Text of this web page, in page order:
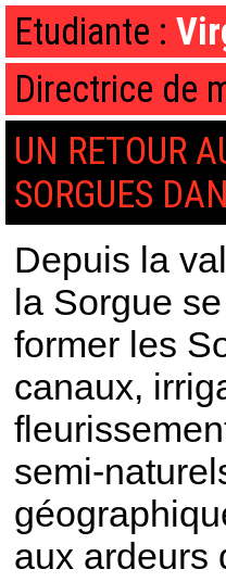
Etudiante :
Directrice de
UN RETOUR
SORGUES
Depuis la
la Sorgue
former les
canaux,
semi-
aux ardeurs